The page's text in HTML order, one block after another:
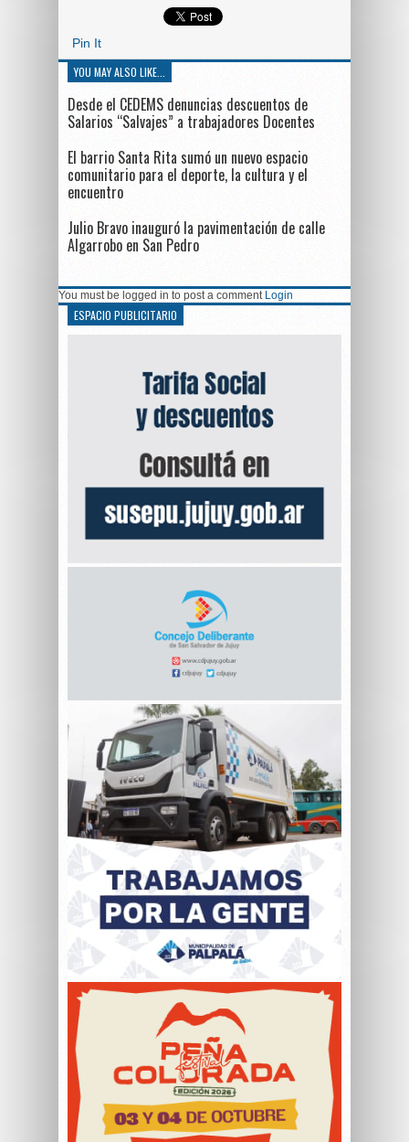
Pin It
YOU MAY ALSO LIKE...
Desde el CEDEMS denuncias descuentos de
Salarios “Salvajes” a trabajadores Docentes
El barrio Santa Rita sumó un nuevo espacio
comunitario para el deporte, la cultura y el
encuentro
Julio Bravo inauguró la pavimentación de calle
Algarrobo en San Pedro
You must be logged in to post a comment Login
ESPACIO PUBLICITARIO